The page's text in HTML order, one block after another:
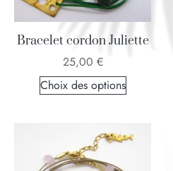
Bracelet cordon Juliette
25,00 €
Choix des options